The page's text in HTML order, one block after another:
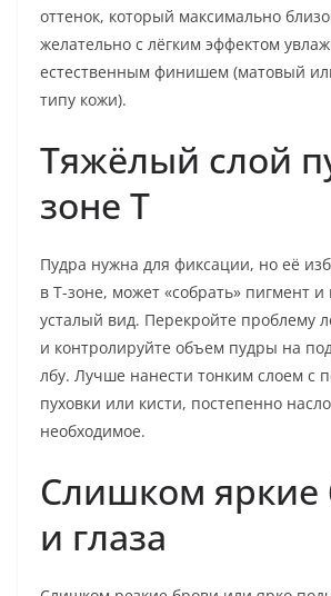
оттенок, который максимально
желательно с лёгким эффектом
естественным финишем (матовый
типу кожи).
Тяжёлый слой
зоне T
Пудра нужна для фиксации, но её
в T-зоне, может «собрать» пигмент
усталый вид. Перекройте проблему
и контролируйте объем пудры на
лбу. Лучше нанести тонким слоем с
пуховки или кисти, постепенно
необходимое.
Слишком яркие
и глаза